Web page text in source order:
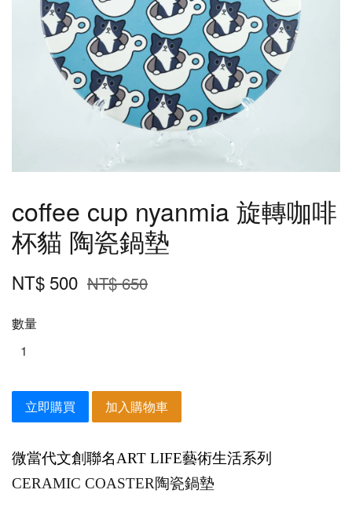
coffee cup nyanmia 旋轉咖啡
杯貓 陶瓷鍋墊
NT$ 500 NT$ 650
數量
立即購買 加入購物車
微當代文創聯名ART LIFE藝術生活系列
CERAMIC COASTER陶瓷鍋墊